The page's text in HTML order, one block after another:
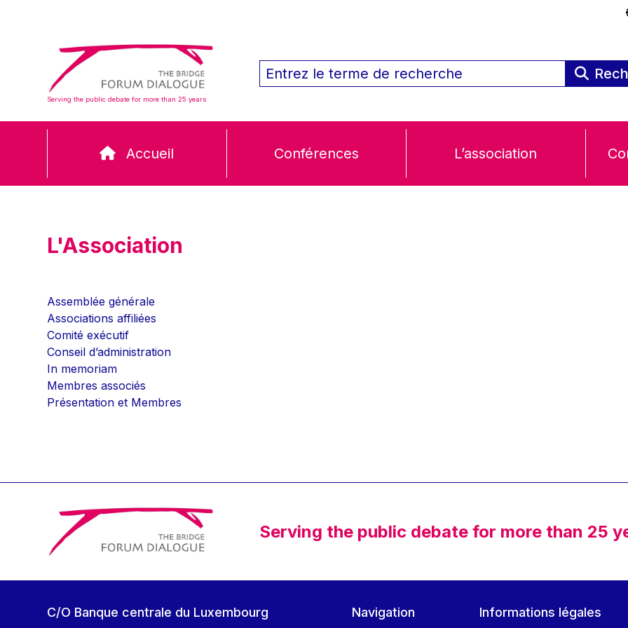
Serving the public debate for more than 25 years
Accueil Conférences L’association
L'Association
Assemblée générale
Associations affiliées
Comité exécutif
Conseil d’administration
In memoriam
Membres associés
Présentation et Membres
Serving the public debate for more than 25
C/O Banque centrale du Luxembourg Navigation Informations légales